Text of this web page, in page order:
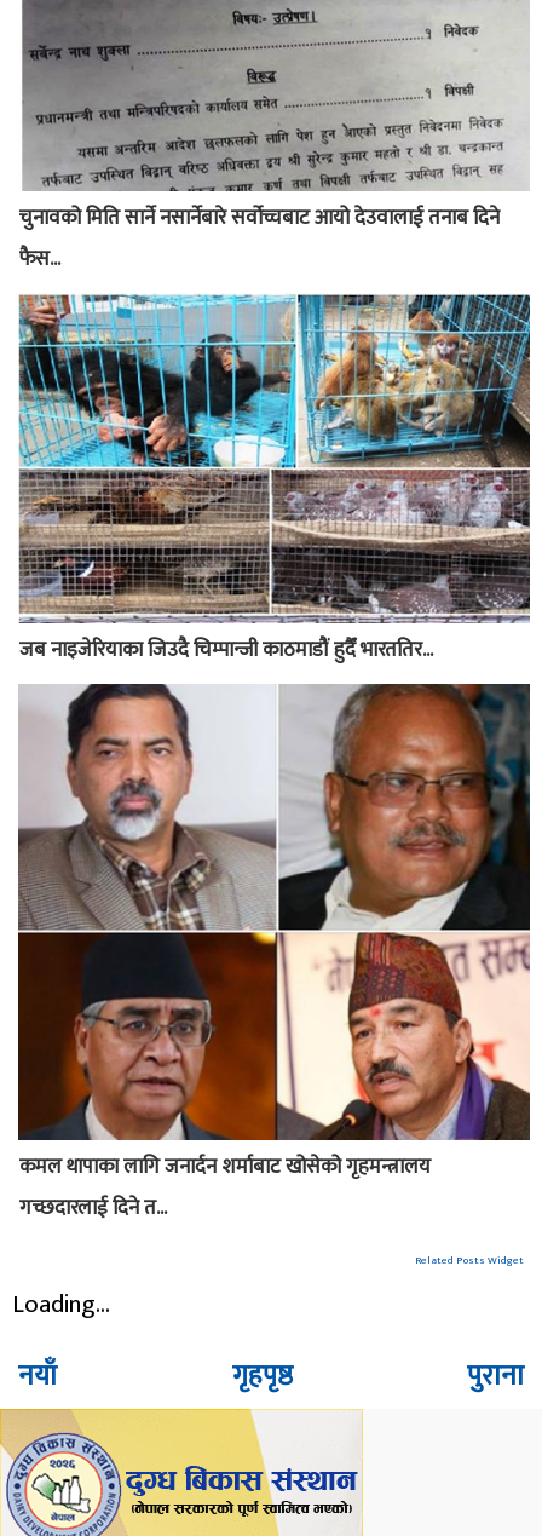
चुनावको मिति सार्ने नसार्नेबारे सर्वोच्चबाट आयो देउवालाई तनाब दिने
फैस...
जब नाइजेरियाका जिउदै चिम्पान्जी काठमाडौं हुदैँ भारततिर...
कमल थापाका लागि जनार्दन शर्माबाट खोसेको गृहमन्त्रालय
गच्छदारलाई दिने त...
Related Posts Widget
Loading...
नयाँ पुराना
गृहपृष्ठ